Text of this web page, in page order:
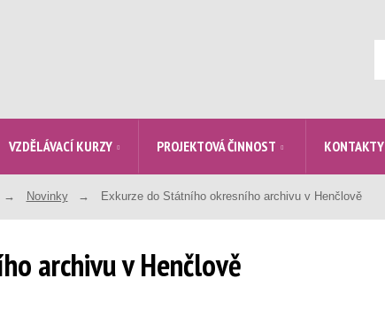
VZDĚLÁVACÍ KURZY PROJEKTOVÁ ČINNOST KONTAKTY
Novinky Exkurze do Státního okresního archivu v Henčlově
archivu v Henčlově